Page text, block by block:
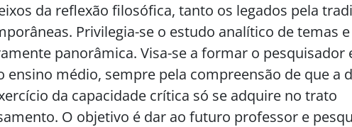
da reflexão filosófica, tanto os legados pela
Privilegia-se o estudo analítico de temas
panorâmica. Visa-se a formar o pesquisador
médio, sempre pela compreensão de que a
da capacidade crítica só se adquire no trato
O objetivo é dar ao futuro professor e